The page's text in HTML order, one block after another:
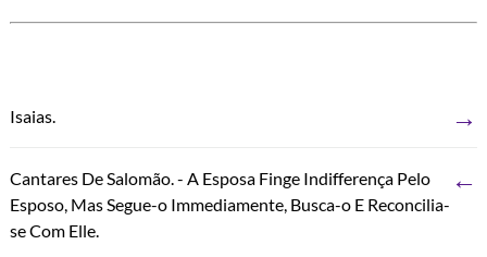
Isaias. →
Cantares De Salomão. - A Esposa Finge Indifferença Pelo
Esposo, Mas Segue-o Immediamente, Busca-o E Reconcilia-
se Com Elle.
←